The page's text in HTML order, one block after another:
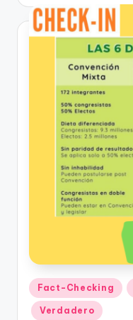
Publicado
en
Fact-Checking
Verdadero